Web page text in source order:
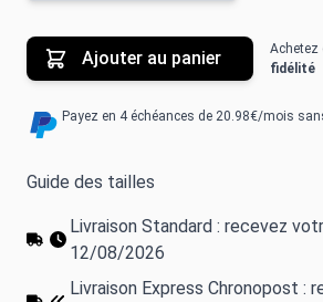
Ajouter au panier Achetez
fidélité
Payez en 4 échéances de 20.98€/mois
Guide des tailles
Livraison Standard : recevez
12/08/2026
Livraison Express Chronopost :